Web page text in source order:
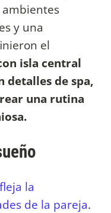
y una
el
isla central
detalles de spa,
una rutina
la
de la pareja.